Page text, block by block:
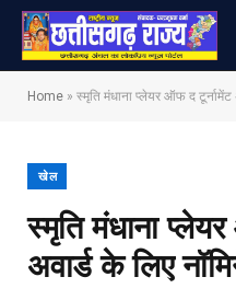
Home » स्मृति मंधाना प्लेयर ऑफ द टूर्नामेंट
खेल
स्मृति मंधाना
अवार्ड के लिए